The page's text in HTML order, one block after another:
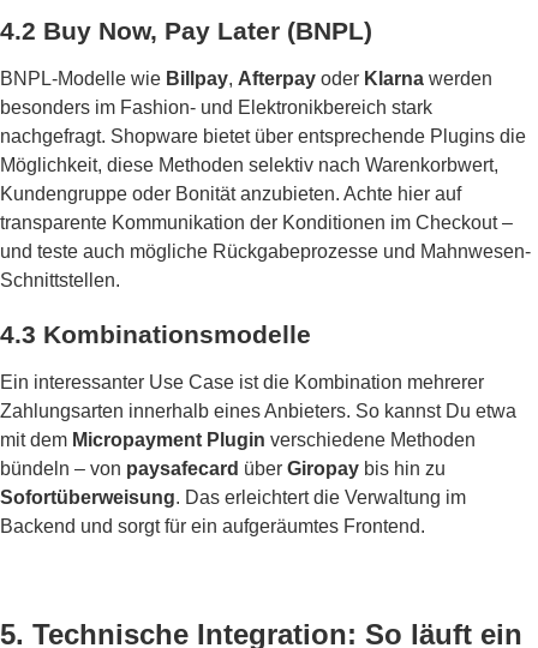
4.2 Buy Now, Pay Later (BNPL)
BNPL-Modelle wie Billpay, Afterpay oder Klarna werden
besonders im Fashion- und Elektronikbereich stark
nachgefragt. Shopware bietet über entsprechende Plugins die
Möglichkeit, diese Methoden selektiv nach Warenkorbwert,
Kundengruppe oder Bonität anzubieten. Achte hier auf
transparente Kommunikation der Konditionen im Checkout –
und teste auch mögliche Rückgabeprozesse und Mahnwesen-
Schnittstellen.
4.3 Kombinationsmodelle
Ein interessanter Use Case ist die Kombination mehrerer
Zahlungsarten innerhalb eines Anbieters. So kannst Du etwa
mit dem Micropayment Plugin verschiedene Methoden
bündeln – von paysafecard über Giropay bis hin zu
Sofortüberweisung. Das erleichtert die Verwaltung im
Backend und sorgt für ein aufgeräumtes Frontend.
5. Technische Integration: So läuft ein